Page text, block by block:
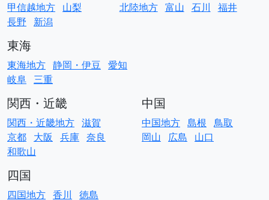
甲信越地方 山梨
長野
新潟
北陸地方 富山 石川 福井
東海
東海地方 静岡・伊豆 愛知
岐阜 三重
関西・近畿
関西・近畿地方 滋賀
京都 大阪 兵庫 奈良
和歌山
中国
中国地方 島根 鳥取
岡山
広島 山口
四国
四国地方 香川 徳島